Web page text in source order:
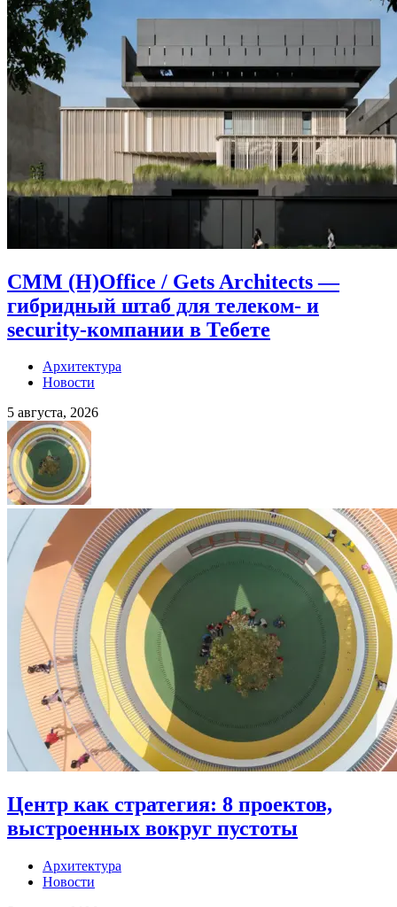
CMM (H)Office / Gets Architects —
гибридный штаб для телеком- и
security-компании в Тебете
Архитектура
Новости
5 августа, 2026
Центр как стратегия: 8 проектов,
выстроенных вокруг пустоты
Архитектура
Новости